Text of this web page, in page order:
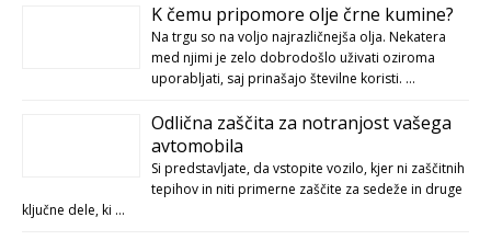
K čemu pripomore olje črne kumine?
Na trgu so na voljo najrazličnejša olja. Nekatera
med njimi je zelo dobrodošlo uživati oziroma
uporabljati, saj prinašajo številne koristi. …
Odlična zaščita za notranjost vašega
avtomobila
Si predstavljate, da vstopite vozilo, kjer ni zaščitnih
tepihov in niti primerne zaščite za sedeže in druge
ključne dele, ki …